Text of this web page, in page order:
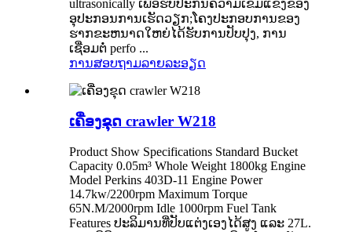
ultrasonically ເພື່ອຮັບປະກັນຄວາມເຂັ້ມແຂງຂອງ
ອຸປະກອນການເຮັດວຽກ;ໂຄງ​ປະ​ກອບ​ການ​ຂອງ​
ຮາກ​ຂະ​ຫນາດ​ໃຫຍ່​ໄດ້​ຮັບ​ການ​ປັບ​ປຸງ​, ການ​
ເຊື່ອມ​ຕໍ່ perfo ...
ການສອບຖາມລາຍລະອຽດ
ເຄື່ອງຂຸດ crawler W218
Product Show Specifications Standard Bucket
Capacity 0.05m³ Whole Weight 1800kg Engine
Model Perkins 403D-11 Engine Power
14.7kw/2200rpm Maximum Torque
65N.M/2000rpm Idle 1000rpm Fuel Tank
Features ປະລິມານທີ່ປັບແຕ່ງເອງໄດ້ສູງ ແລະ 27L.